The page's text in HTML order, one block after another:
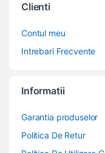
Clienti
Contul meu
Intrebari Frecvente
Informatii
Garantia produselor
Politica De Retur